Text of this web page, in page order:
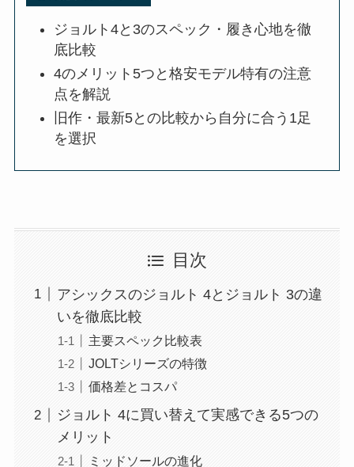
ジョルト4と3のスペック・履き心地を徹
底比較
4のメリット5つと格安モデル特有の注意
点を解説
旧作・最新5との比較から自分に合う1足
を選択
目次
アシックスのジョルト 4とジョルト 3の違
いを徹底比較
主要スペック比較表
JOLTシリーズの特徴
価格差とコスパ
ジョルト 4に買い替えて実感できる5つの
メリット
ミッドソールの進化